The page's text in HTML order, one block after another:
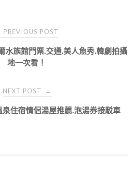
PREVIOUS POST
水族館門票.交通.美人魚秀.韓劇拍攝
地一次看！
NEXT POST →
泉住宿情侶湯屋推薦.泡湯券接駁車